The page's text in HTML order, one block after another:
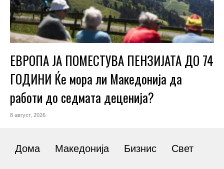
ЕВРОПА ЈА ПОМЕСТУВА ПЕНЗИЈАТА ДО 74
ГОДИНИ Ќе мора ли Македонија да
работи до седмата деценија?
8 август, 2026
Дома Македонија Бизнис Свет